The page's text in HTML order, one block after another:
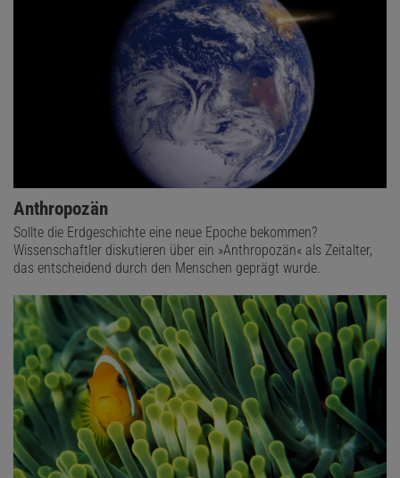
Anthropozän
Sollte die Erdgeschichte eine neue Epoche bekommen?
Wissenschaftler diskutieren über ein »Anthropozän« als Zeitalter,
das entscheidend durch den Menschen geprägt wurde.